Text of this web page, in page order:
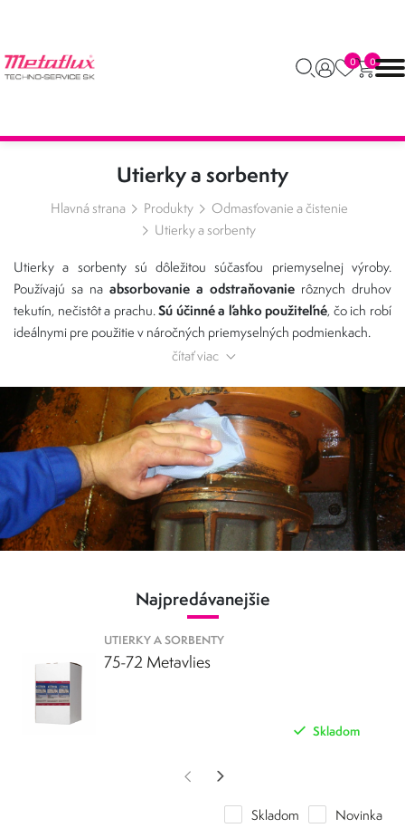
0 0
Utierky a sorbenty
Hlavná strana Produkty
Odmasťovanie a čistenie
Utierky a sorbenty
Utierky a sorbenty sú dôležitou súčasťou priemyselnej výroby.
Používajú sa na absorbovanie a odstraňovanie rôznych druhov
tekutín, nečistôt a prachu.Sú účinné a ľahko použiteľné, čo ich robí
ideálnymi pre použitie v náročných priemyselných podmienkach.
Účinnosť:
Utierky a sorbenty sú účinné pri
absorbovaní a odstraňovaní rôznych druhov tekutín,
nečistôt a prachu.
Ľahko použiteľnosť:Utierky a sorbenty sú ľahko
použiteľné a nevyžadujú žiadne špeciálne vybavenie.
Bezpečnosť:Utierky a sorbenty sú bezpečné na
použitie v náročných priemyselných podmienkach.
Absorbovanie kvapalín:Utierky a sorbenty sa
používajú na absorbovanie kvapalín, ako sú oleje,
chemikálie a voda.
Odstránenie nečistôt:Utierky a sorbenty sa
používajú na odstraňovanie nečistôt, ako sú prach,
olej a špina.
Ochrana povrchov:
na ochranu povrchov pred poškodením.
Utierky a sorbenty sú nevyhnutným nástrojom pre priemyselné
čo vedie k zvýšeniu produktivity a zníženiu nákladov.
čítať viac
Najpredávanejšie
UTIERKY A SORBENTY
75-72 Metavlies
Skladom
Skladom Novinka